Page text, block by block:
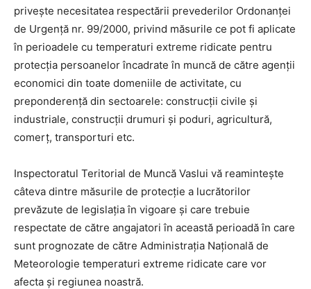
priveşte necesitatea respectării prevederilor Ordonanţei
de Urgenţă nr. 99/2000, privind măsurile ce pot fi aplicate
în perioadele cu temperaturi extreme ridicate pentru
protecţia persoanelor încadrate în muncă de către agenţii
economici din toate domeniile de activitate, cu
preponderenţă din sectoarele: construcţii civile şi
industriale, construcţii drumuri şi poduri, agricultură,
comerț, transporturi etc.
Inspectoratul Teritorial de Muncă Vaslui vă reamintește
câteva dintre măsurile de protecție a lucrătorilor
prevăzute de legislația în vigoare și care trebuie
respectate de către angajatori în această perioadă în care
sunt prognozate de către Administrația Națională de
Meteorologie temperaturi extreme ridicate care vor
afecta și regiunea noastră.